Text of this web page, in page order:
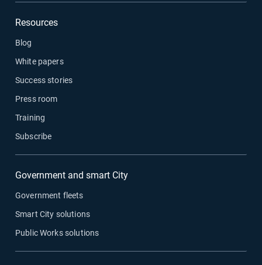
Resources
Blog
White papers
Success stories
Press room
Training
Subscribe
Government and smart City
Government fleets
Smart City solutions
Public Works solutions